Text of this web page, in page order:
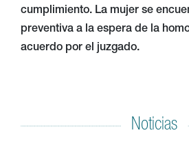
cumplimiento. La mujer se
preventiva a la espera de la
acuerdo por el juzgado.
Noticias